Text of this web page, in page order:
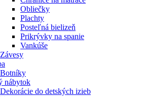
Obliečky
Plachty
Posteľná bielizeň
Prikrývky na spanie
Vankúše
Závesy
Botníky
nábytok
Dekorácie do detských izieb